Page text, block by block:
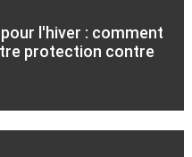
l'hiver : comment
protection contre